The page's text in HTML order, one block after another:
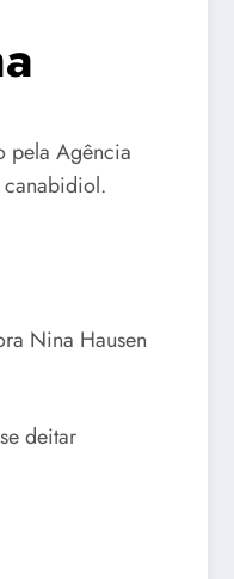
pela Agência
Nina Hausen
deitar